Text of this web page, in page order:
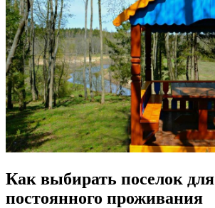
Как выбирать поселок для
постоянного проживания